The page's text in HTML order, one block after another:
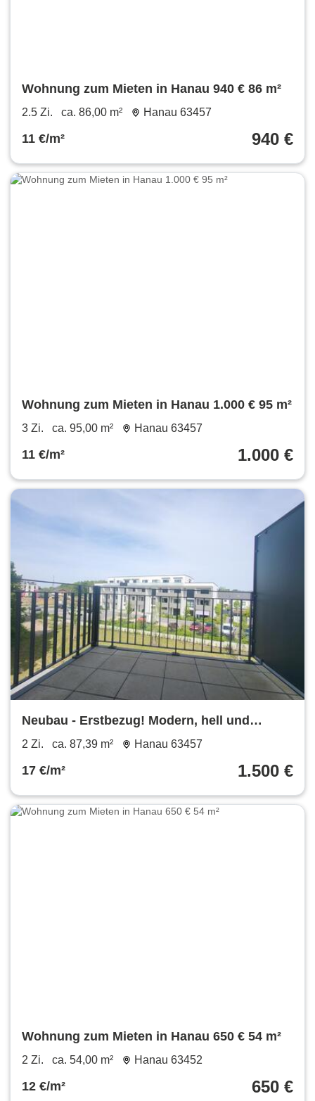
Wohnung zum Mieten in Hanau 940 € 86 m²
2.5 Zi. ca. 86,00 m² Hanau 63457
11 €/m² 940 €
Wohnung zum Mieten in Hanau 1.000 € 95 m²
3 Zi. ca. 95,00 m² Hanau 63457
11 €/m² 1.000 €
Neubau - Erstbezug! Modern, hell und
einladend!
2 Zi. ca. 87,39 m² Hanau 63457
17 €/m² 1.500 €
Wohnung zum Mieten in Hanau 650 € 54 m²
2 Zi. ca. 54,00 m² Hanau 63452
12 €/m² 650 €